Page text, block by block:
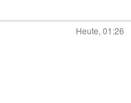
Heute, 01:26